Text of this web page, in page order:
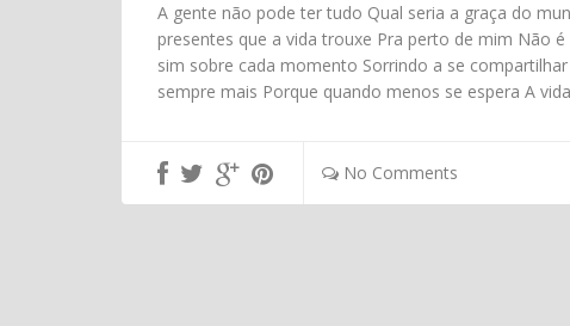
A gente não pode ter tudo Qual seria a graça do
presentes que a vida trouxe Pra perto de mim Não
sim sobre cada momento Sorrindo a se
sempre mais Porque quando menos se espera A
No Comments